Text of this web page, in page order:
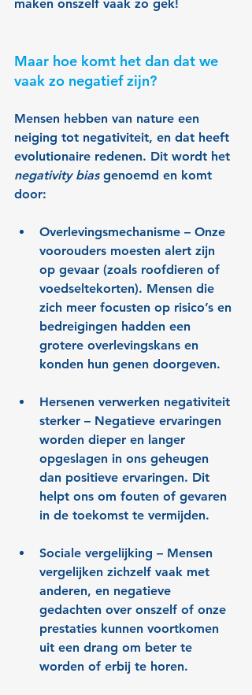
maken onszelf vaak zo gek!
Maar hoe komt het dan dat we
vaak zo negatief zijn?
Mensen hebben van nature een
neiging tot negativiteit, en dat heeft
evolutionaire redenen. Dit wordt het
negativity bias genoemd en komt
door:
Overlevingsmechanisme – Onze
voorouders moesten alert zijn
op gevaar (zoals roofdieren of
voedseltekorten). Mensen die
zich meer focusten op risico’s en
bedreigingen hadden een
grotere overlevingskans en
konden hun genen doorgeven.
Hersenen verwerken negativiteit
sterker – Negatieve ervaringen
worden dieper en langer
opgeslagen in ons geheugen
dan positieve ervaringen. Dit
helpt ons om fouten of gevaren
in de toekomst te vermijden.
Sociale vergelijking – Mensen
vergelijken zichzelf vaak met
anderen, en negatieve
gedachten over onszelf of onze
prestaties kunnen voortkomen
uit een drang om beter te
worden of erbij te horen.